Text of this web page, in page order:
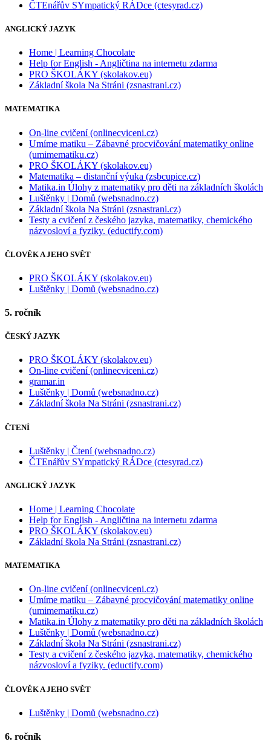
ČTEnářův SYmpatický RÁDce (ctesyrad.cz)
ANGLICKÝ JAZYK
Home | Learning Chocolate
Help for English - Angličtina na internetu zdarma
PRO ŠKOLÁKY (skolakov.eu)
Základní škola Na Stráni (zsnastrani.cz)
MATEMATIKA
On-line cvičení (onlinecviceni.cz)
Umíme matiku – Zábavné procvičování matematiky online
(umimematiku.cz)
PRO ŠKOLÁKY (skolakov.eu)
Matematika – distanční výuka (zsbcupice.cz)
Matika.in Úlohy z matematiky pro děti na základních školách
Luštěnky | Domů (websnadno.cz)
Základní škola Na Stráni (zsnastrani.cz)
Testy a cvičení z českého jazyka, matematiky, chemického
názvosloví a fyziky. (eductify.com)
ČLOVĚK A JEHO SVĚT
PRO ŠKOLÁKY (skolakov.eu)
Luštěnky | Domů (websnadno.cz)
5. ročník
ČESKÝ JAZYK
PRO ŠKOLÁKY (skolakov.eu)
On-line cvičení (onlinecviceni.cz)
gramar.in
Luštěnky | Domů (websnadno.cz)
Základní škola Na Stráni (zsnastrani.cz)
ČTENÍ
Luštěnky | Čtení (websnadno.cz)
ČTEnářův SYmpatický RÁDce (ctesyrad.cz)
ANGLICKÝ JAZYK
Home | Learning Chocolate
Help for English - Angličtina na internetu zdarma
PRO ŠKOLÁKY (skolakov.eu)
Základní škola Na Stráni (zsnastrani.cz)
MATEMATIKA
On-line cvičení (onlinecviceni.cz)
Umíme matiku – Zábavné procvičování matematiky online
(umimematiku.cz)
Matika.in Úlohy z matematiky pro děti na základních školách
Luštěnky | Domů (websnadno.cz)
Základní škola Na Stráni (zsnastrani.cz)
Testy a cvičení z českého jazyka, matematiky, chemického
názvosloví a fyziky. (eductify.com)
ČLOVĚK A JEHO SVĚT
Luštěnky | Domů (websnadno.cz)
6. ročník